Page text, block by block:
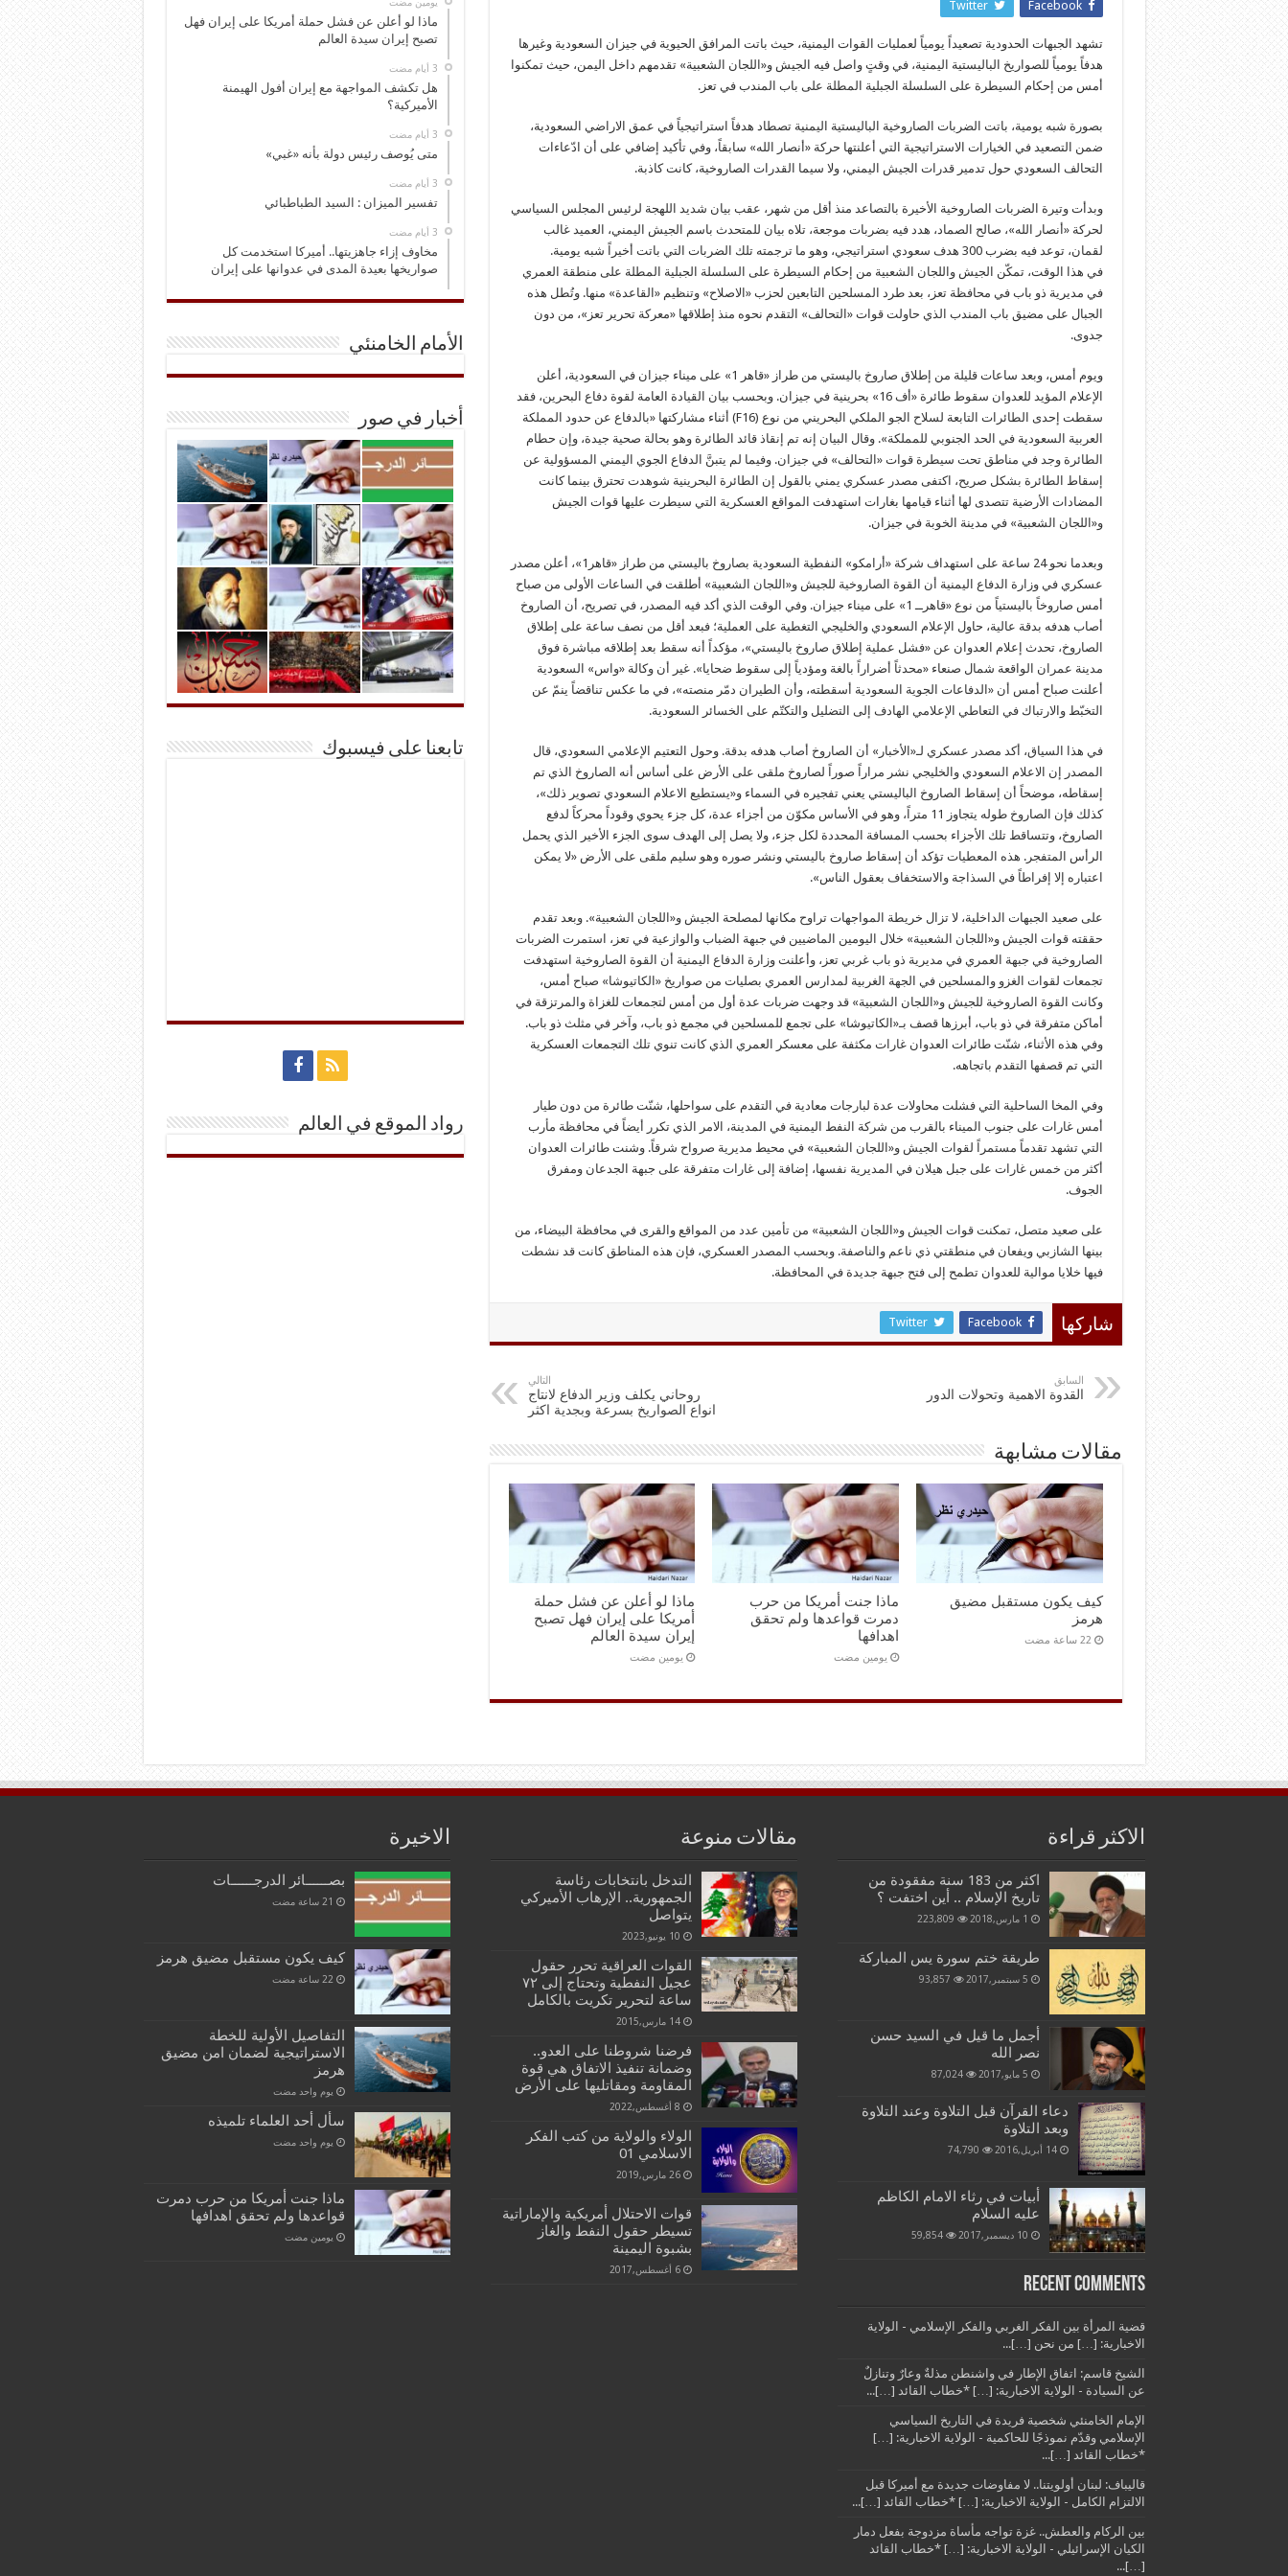
Facebook
Twitter
تشهد الجبهات الحدودية تصعيداً يومياً لعمليات القوات اليمنية، حيث باتت المرافق الحيوية في جيزان السعودية وغيرها
هدفاً يومياً للصواريخ الباليستية اليمنية، في وقتٍ واصل فيه الجيش و«اللجان الشعبية» تقدمهم داخل اليمن، حيث تمكنوا
أمس من إحكام السيطرة على السلسلة الجبلية المطلة على باب المندب في تعز.
بصورة شبه يومية، باتت الضربات الصاروخية الباليستية اليمنية تصطاد هدفاً استراتيجياً في عمق الاراضي السعودية،
ضمن التصعيد في الخيارات الاستراتيجية التي أعلنتها حركة «أنصار الله» سابقاً، وفي تأكيد إضافي على أن ادّعاءات
التحالف السعودي حول تدمير قدرات الجيش اليمني، ولا سيما القدرات الصاروخية، كانت كاذبة.
وبدأت وتيرة الضربات الصاروخية الأخيرة بالتصاعد منذ أقل من شهر، عقب بيان شديد اللهجة لرئيس المجلس السياسي
لحركة «أنصار الله»، صالح الصماد، هدد فيه بضربات موجعة، تلاه بيان للمتحدث باسم الجيش اليمني، العميد غالب
لقمان، توعد فيه بضرب 300 هدف سعودي استراتيجي، وهو ما ترجمته تلك الضربات التي باتت أخيراً شبه يومية.
في هذا الوقت، تمكّن الجيش واللجان الشعبية من إحكام السيطرة على السلسلة الجبلية المطلة على منطقة العمري
في مديرية ذو باب في محافظة تعز، بعد طرد المسلحين التابعين لحزب «الاصلاح» وتنظيم «القاعدة» منها. وتُطل هذه
الجبال على مضيق باب المندب الذي حاولت قوات «التحالف» التقدم نحوه منذ إطلاقها «معركة تحرير تعز»، من دون
جدوى.
ويوم أمس، وبعد ساعات قليلة من إطلاق صاروخ باليستي من طراز «قاهر 1» على ميناء جيزان في السعودية، أعلن
الإعلام المؤيد للعدوان سقوط طائرة «أف 16» بحرينية في جيزان. وبحسب بيان القيادة العامة لقوة دفاع البحرين، فقد
سقطت إحدى الطائرات التابعة لسلاح الجو الملكي البحريني من نوع (F16) أثناء مشاركتها «بالدفاع عن حدود المملكة
العربية السعودية في الحد الجنوبي للمملكة». وقال البيان إنه تم إنقاذ قائد الطائرة وهو بحالة صحية جيدة، وإن حطام
الطائرة وجد في مناطق تحت سيطرة قوات «التحالف» في جيزان. وفيما لم يتبنَّ الدفاع الجوي اليمني المسؤولية عن
إسقاط الطائرة بشكل صريح، اكتفى مصدر عسكري يمني بالقول إن الطائرة البحرينية شوهدت تحترق بينما كانت
المضادات الأرضية تتصدى لها أثناء قيامها بغارات استهدفت المواقع العسكرية التي سيطرت عليها قوات الجيش
و«اللجان الشعبية» في مدينة الخوبة في جيزان.
وبعدما نحو 24 ساعة على استهداف شركة «أرامكو» النفطية السعودية بصاروخ باليستي من طراز «قاهر1»، أعلن مصدر
عسكري في وزارة الدفاع اليمنية أن القوة الصاروخية للجيش و«اللجان الشعبية» أطلقت في الساعات الأولى من صباح
أمس صاروخاً باليستياً من نوع «قاهرــ 1» على ميناء جيزان. وفي الوقت الذي أكد فيه المصدر، في تصريح، أن الصاروخ
أصاب هدفه بدقة عالية، حاول الإعلام السعودي والخليجي التغطية على العملية؛ فبعد أقل من نصف ساعة على إطلاق
الصاروخ، تحدث إعلام العدوان عن «فشل عملية إطلاق صاروخ باليستي»، مؤكداً أنه سقط بعد إطلاقه مباشرة فوق
مدينة عمران الواقعة شمال صنعاء «محدثاً أضراراً بالغة ومؤدياً إلى سقوط ضحايا». غير أن وكالة «واس» السعودية
أعلنت صباح أمس أن «الدفاعات الجوية السعودية أسقطته، وأن الطيران دمّر منصته»، في ما عكس تناقضاً ينمّ عن
التخبّط والارتباك في التعاطي الإعلامي الهادف إلى التضليل والتكتّم على الخسائر السعودية.
في هذا السياق، أكد مصدر عسكري لـ«الأخبار» أن الصاروخ أصاب هدفه بدقة. وحول التعتيم الإعلامي السعودي، قال
المصدر إن الاعلام السعودي والخليجي نشر مراراً صوراً لصاروخ ملقى على الأرض على أساس أنه الصاروخ الذي تم
إسقاطه، موضحاً أن إسقاط الصاروخ الباليستي يعني تفجيره في السماء و«يستطيع الاعلام السعودي تصوير ذلك»،
كذلك فإن الصاروخ طوله يتجاوز 11 متراً، وهو في الأساس مكوّن من أجزاء عدة، كل جزء يحوي وقوداً محركاً لدفع
الصاروخ، وتتساقط تلك الأجزاء بحسب المسافة المحددة لكل جزء، ولا يصل إلى الهدف سوى الجزء الأخير الذي يحمل
الرأس المتفجر. هذه المعطيات تؤكد أن إسقاط صاروخ باليستي ونشر صوره وهو سليم ملقى على الأرض «لا يمكن
اعتباره إلا إفراطاً في السذاجة والاستخفاف بعقول الناس».
على صعيد الجبهات الداخلية، لا تزال خريطة المواجهات تراوح مكانها لمصلحة الجيش و«اللجان الشعبية». وبعد تقدم
حققته قوات الجيش و«اللجان الشعبية» خلال اليومين الماضيين في جبهة الضباب والوازعية في تعز، استمرت الضربات
الصاروخية في جبهة العمري في مديرية ذو باب غربي تعز، وأعلنت وزارة الدفاع اليمنية أن القوة الصاروخية استهدفت
تجمعات لقوات الغزو والمسلحين في الجهة الغربية لمدارس العمري بصليات من صواريخ «الكاتيوشا» صباح أمس،
وكانت القوة الصاروخية للجيش و«اللجان الشعبية» قد وجهت ضربات عدة أول من أمس لتجمعات للغزاة والمرتزقة في
أماكن متفرقة في ذو باب، أبرزها قصف بـ«الكاتيوشا» على تجمع للمسلحين في مجمع ذو باب، وآخر في مثلث ذو باب.
وفي هذه الأثناء، شنّت طائرات العدوان غارات مكثفة على معسكر العمري الذي كانت تنوي تلك التجمعات العسكرية
التي تم قصفها التقدم باتجاهه.
وفي المخا الساحلية التي فشلت محاولات عدة لبارجات معادية في التقدم على سواحلها، شنّت طائرة من دون طيار
أمس غارات على جنوب الميناء بالقرب من شركة النفط اليمنية في المدينة، الامر الذي تكرر أيضاً في محافظة مأرب
التي تشهد تقدماً مستمراً لقوات الجيش و«اللجان الشعبية» في محيط مديرية صرواح شرقاً. وشنت طائرات العدوان
أكثر من خمس غارات على جبل هيلان في المديرية نفسها، إضافة إلى غارات متفرقة على جبهة الجدعان ومفرق
الجوف.
على صعيد متصل، تمكنت قوات الجيش و«اللجان الشعبية» من تأمين عدد من المواقع والقرى في محافظة البيضاء، من
بينها الشازبي ويفعان في منطقتي ذي ناعم والناصفة. وبحسب المصدر العسكري، فإن هذه المناطق كانت قد نشطت
فيها خلايا موالية للعدوان تطمح إلى فتح جبهة جديدة في المحافظة.
شاركها Facebook
Twitter
السابق
القدوة الاهمية وتحولات الدور
التالي
روحاني يکلف وزیر الدفاع لانتاج
انواع الصواریخ بسرعة وبجدیة اکثر
مقالات مشابهة
كيف يكون مستقبل مضيق
هرمز
ماذا جنت أمريكا من حرب
دمرت قواعدها ولم تحقق
اهدافها
‏يومين مضت
ماذا لو أعلن عن فشل حملة
أمريكا على إيران فهل تصبح
إيران سيدة العالم
‏يومين مضت
ماذا لو أعلن عن فشل حملة أمريكا على إيران فهل
تصبح إيران سيدة العالم
هل تكشف المواجهة مع إيران أفول الهيمنة
الأميركية؟
متى يُوصف رئيس دولة بأنه «غبي»
تفسير الميزان : السيد الطباطبائي
مخاوف إزاء جاهزيتها.. أميركا استخدمت كل
صواريخها بعيدة المدى في عدوانها على إيران
الأمام الخامنئي
أخبار في صور
تابعنا على فيسبوك
رواد الموقع في العالم
الاكثر قراءة
اكثر من 183 سنة مفقودة من
تاريخ الإسلام .. أين اختفت ؟
1 مارس,2018 223,809
طريقة ختم سورة يس المباركة
5 سبتمبر,2017 93,857
أجمل ما قيل في السيد حسن
نصر الله
5 مايو,2017 87,024
دعاء القرآن قبل التلاوة وعند التلاوة
وبعد التلاوة
14 أبريل,2016 74,790
أبيات في رثاء الامام الكاظم
عليه السلام
10 ديسمبر,2017 59,854
Recent Comments
قضية المرأة بين الفكر الغربي والفكر الإسلامي - الولاية
الاخبارية: […] من نحن […]...
الشيخ قاسم: اتفاق الإطار في واشنطن مذلةٌ وعارٌ وتنازلٌ
عن السيادة - الولاية الاخبارية: […] *خطاب القائد […]...
الإمام الخامنئي شخصية فريدة في التاريخ السياسي
الإسلامي وقدّم نموذجًا للحاكمية - الولاية الاخبارية: […]
*خطاب القائد […]...
قاليباف: لبنان أولويتنا.. لا مفاوضات جديدة مع أميركا قبل
الالتزام الكامل - الولاية الاخبارية: […] *خطاب القائد […]...
بين الركام والعطش.. غزة تواجه مأساة مزدوجة بفعل دمار
الكيان الإسرائيلي - الولاية الاخبارية: […] *خطاب القائد
[…]...
مقالات منوعة
التدخل بانتخابات رئاسة
الجمهورية.. الإرهاب الأميركي
يتواصل
10 يونيو,2023
القوات العراقية تحرر حقول
عجيل النفطية وتحتاج إلى ۷۲
ساعة لتحرير تكريت بالكامل
14 مارس,2015
فرضنا شروطنا على العدو..
وضمانة تنفيذ الاتفاق هي قوة
المقاومة ومقاتليها على الأرض
8 أغسطس,2022
الولاء والولاية من كتب الفكر
الاسلامي 01
26 مارس,2019
قوات الاحتلال أمريكية والإماراتية
تسيطر حقول النفط والغاز
بشبوة اليمينة
6 أغسطس,2017
الاخيرة
بصــــــائر الدرجــــــات
كيف يكون مستقبل مضيق هرمز
التفاصيل الأولية للخطة
الاستراتيجية لضمان امن مضيق
هرمز
‏يوم واحد مضت
سأل أحد العلماء تلميذه
‏يوم واحد مضت
ماذا جنت أمريكا من حرب دمرت
قواعدها ولم تحقق اهدافها
‏يومين مضت